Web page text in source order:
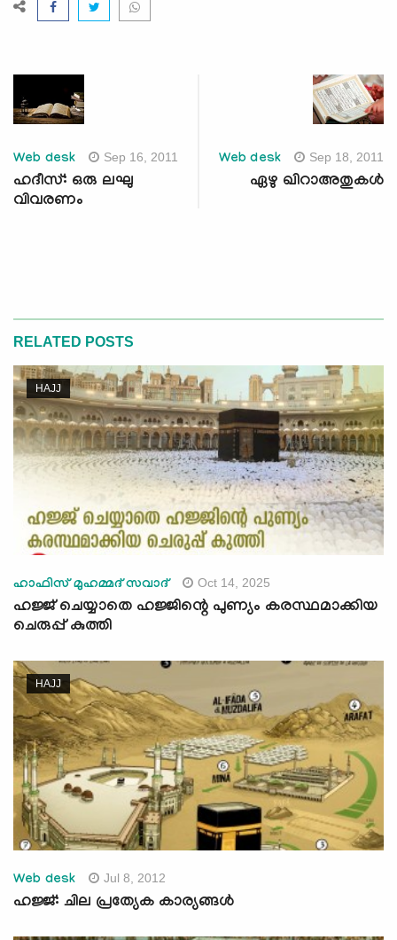
Web desk Sep 16, 2011
ഹദീസ്: ഒരു ലഘു
വിവരണം
Web desk Sep 18, 2011
ഏഴു ഖിറാഅതുകള്‍
RELATED POSTS
HAJJ
ഹാഫിസ് മുഹമ്മദ് സവാദ് Oct 14, 2025
ഹജ്ജ് ചെയ്യാതെ ഹജ്ജിന്റെ പുണ്യം കരസ്ഥമാക്കിയ
ചെരുപ്പ് കുത്തി
HAJJ
Web desk Jul 8, 2012
ഹജ്ജ്: ചില പ്രത്യേക കാര്യങ്ങള്‍